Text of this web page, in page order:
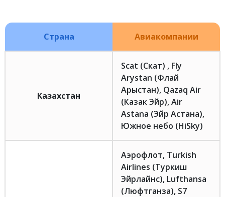
Страна Авиакомпании
Казахстан
Scat (Скат) , Fly
Arystan (Флай
Арыстан), Qazaq Air
(Казак Эйр), Air
Astana (Эйр Астана),
Южное небо (HiSky)
Аэрофлот, Turkish
Airlines (Туркиш
Эйрлайнс), Lufthansa
(Люфтганза), S7